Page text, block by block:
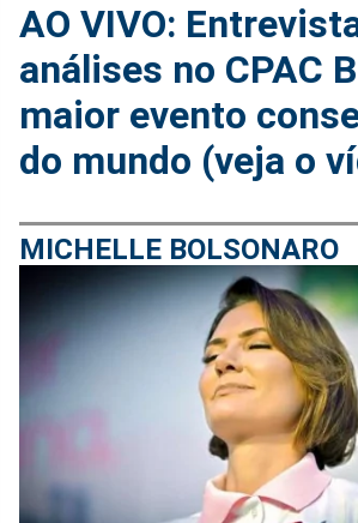
AO VIVO:
análises no CPAC
maior evento
do mundo (veja o
MICHELLE BOLSONARO